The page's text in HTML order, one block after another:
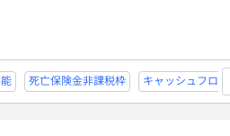
キャッシュフロー 宗教法人 事業保障